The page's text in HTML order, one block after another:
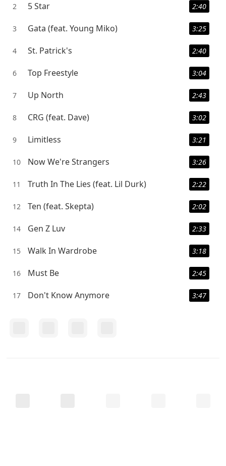
2 5 Star 2:40
3 Gata (feat. Young Miko) 3:25
4 St. Patrick's 2:40
6 Top Freestyle 3:04
7 Up North 2:43
8 CRG (feat. Dave) 3:02
9 Limitless 3:21
10 Now We're Strangers 3:26
11 Truth In The Lies (feat. Lil Durk) 2:22
12 Ten (feat. Skepta) 2:02
14 Gen Z Luv 2:33
15 Walk In Wardrobe 3:18
16 Must Be 2:45
17 Don't Know Anymore 3:47